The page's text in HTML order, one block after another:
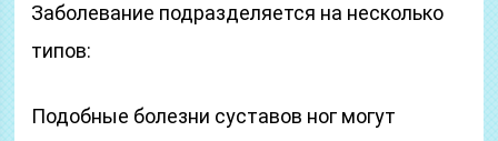
Заболевание подразделяется на несколько
типов:
Подобные болезни суставов ног могут